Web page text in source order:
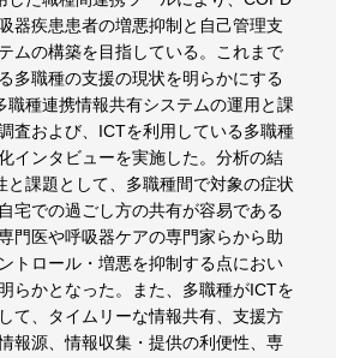
器疾患患者の増悪抑制と自己管理支
ムの構築を目指している。これまで
多職種の支援の現状を明らかにする
職種連携情報共有システムの運用と課
査および、ICTを利用している多職種
インタビューを実施した。分析の結
と課題として、多職種間で対象の症状
宅での過ごし方の共有が容易である
門医や呼吸器ケアの専門家らから助
トロール・増悪を抑制する点におい
らかとなった。また、多職種がICTを
て、タイムリーな情報共有、支援方
報源、情報収集・提供の利便性、専